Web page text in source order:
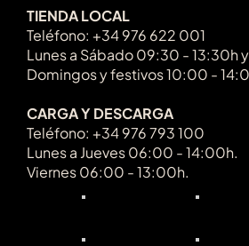
TIENDA LOCAL
Teléfono: +34 976 622 001
Lunes a Sábado 09:30 - 13:30h
Domingos y festivos 10:00 -
CARGA Y DESCARGA
Teléfono: +34 976 793 100
Lunes a Jueves 06:00 - 14:00h.
Viernes 06:00 - 13:00h.